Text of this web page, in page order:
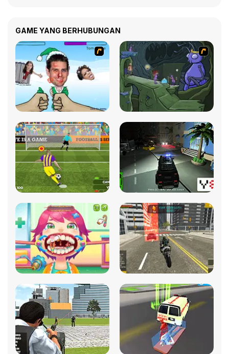
GAME YANG BERHUBUNGAN